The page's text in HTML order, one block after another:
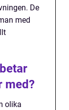
De
med
med?
olika